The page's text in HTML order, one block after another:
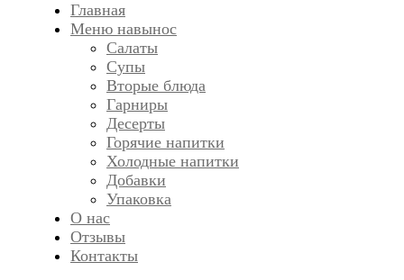
Главная
Меню навынос
Салаты
Супы
Вторые блюда
Гарниры
Десерты
Горячие напитки
Холодные напитки
Добавки
Упаковка
О нас
Отзывы
Контакты